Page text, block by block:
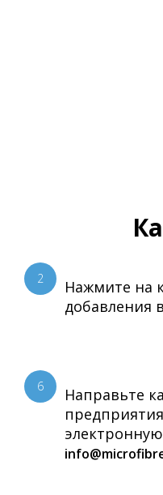
2
Нажмите на
добавления
6
Направьте